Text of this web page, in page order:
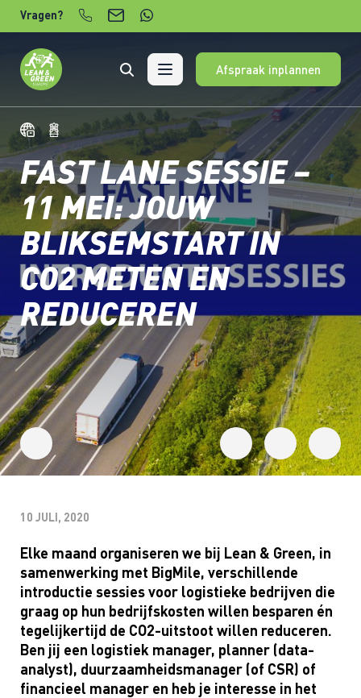
Verder naar content
Vragen?
Afspraak inplannen
FAST LANE SESSIE –
11 MEI: JOUW
BLIKSEMSTART IN
CO2 METEN EN
REDUCEREN
10 JULI, 2020
Elke maand organiseren we bij Lean & Green, in
samenwerking met BigMile, verschillende
introductie sessies voor logistieke bedrijven die
graag op hun bedrijfskosten willen besparen én
tegelijkertijd de CO2-uitstoot willen reduceren.
Ben jij een logistiek manager, planner (data-
analyst), duurzaamheidsmanager (of CSR) of
financieel manager en heb je interesse in het